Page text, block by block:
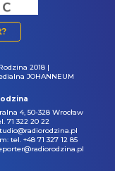
2018 |
JOHANNEUM
4, 50-328 Wrocław
71 322 20 22
tel. +48 71 327 12 85